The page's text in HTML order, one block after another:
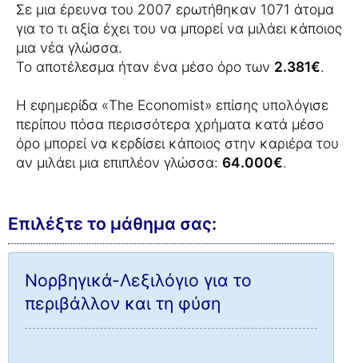
Σε μια έρευνα του 2007 ερωτήθηκαν 1071 άτομα
για το τι αξία έχει του να μπορεί να μιλάει κάποιος
μια νέα γλώσσα.
Το αποτέλεσμα ήταν ένα μέσο όρο των 2.381€.
Η εφημερίδα «The Economist» επίσης υπολόγισε
περίπου πόσα περισσότερα χρήματα κατά μέσο
όρο μπορεί να κερδίσει κάποιος στην καριέρα του
αν μιλάει μια επιπλέον γλώσσα: 64.000€.
Επιλέξτε το μάθημα σας:
Νορβηγικά-Λεξιλόγιο για το
περιβάλλον και τη φύση